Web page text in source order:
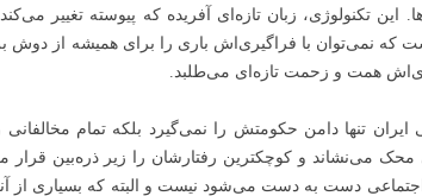
این تکنولوژی، زبان تازه‌ای آفریده که پیوسته تغییر
که نمی‌توان با فراگیری‌اش باری را برای همیشه از دوش
همت و زحمت تازه‌ای می‌طلبد.
ایران تنها دامن حکومتش را نمی‌گیرد بلکه تمام
محک می‌نشاند و کوچکترین رفتارشان را زیر ذره‌بین
دست به دست می‌شود نیست و البته که بسیاری از